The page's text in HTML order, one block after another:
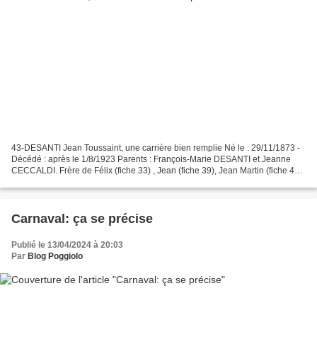
43-DESANTI Jean Toussaint, une carrière bien remplie Né le : 29/11/1873 -
Décédé : après le 1/8/1923 Parents : François-Marie DESANTI et Jeanne
CECCALDI. Frère de Félix (fiche 33) , Jean (fiche 39), Jean Martin (fiche 42)
Carnaval: ça se précise
Publié le 13/04/2024 à 20:03
Par Blog Poggiolo